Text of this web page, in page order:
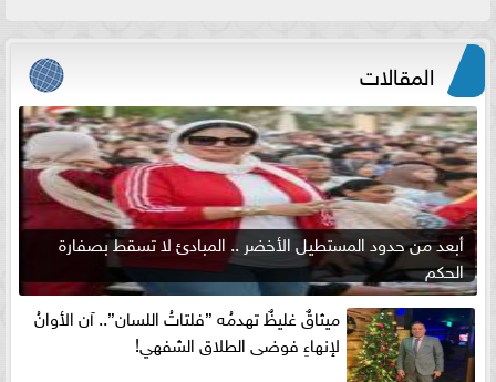
المقالات
أبعد من حدود المستطيل الأخضر .. المبادئ لا تسقط بصفارة
الحكم
ميثاقٌ غليظٌ تهدمُه ”فلتاتُ اللسان”.. آن الأوانُ
لإنهاءِ فوضى الطلاق الشفهي!